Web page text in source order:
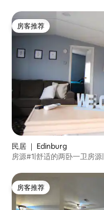
房客推荐
房客推荐
民居 ｜ Edinburg
房源#1|舒适的两卧一卫房
房客推荐
房客推荐